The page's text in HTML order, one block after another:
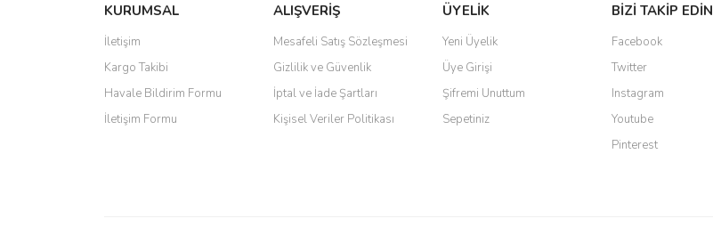
KURUMSAL
İletişim
Kargo Takibi
Havale Bildirim Formu
İletişim Formu
ALIŞVERİŞ
Mesafeli Satış Sözleşmesi
Gizlilik ve Güvenlik
İptal ve İade Şartları
Kişisel Veriler Politikası
ÜYELİK
Yeni Üyelik
Üye Girişi
Şifremi Unuttum
Sepetiniz
BİZİ TAKİP EDİN
Facebook
Twitter
Instagram
Youtube
Pinterest